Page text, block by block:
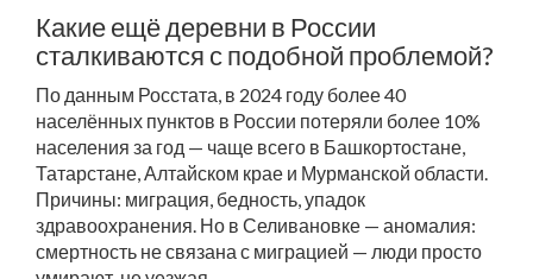
Какие ещё деревни в России
сталкиваются с подобной проблемой?
По данным Росстата, в 2024 году более 40
населённых пунктов в России потеряли более 10%
населения за год — чаще всего в Башкортостане,
Татарстане, Алтайском крае и Мурманской области.
Причины: миграция, бедность, упадок
здравоохранения. Но в Селивановке — аномалия:
смертность не связана с миграцией — люди просто